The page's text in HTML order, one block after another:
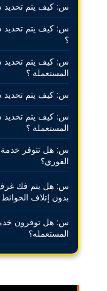
س: كيف يتم تحديد
س: كيف يتم تحديد
؟
س: كيف يتم تحديد
المستعملة ؟
س: كيف يتم تحديد
س: كيف يتم تحديد
المستعملة ؟
س: هل تتوفر خدمة
الفوري؟
س: هل يتم فك غرف
بدون إتلاف
س: هل توفرون
المستعمله؟